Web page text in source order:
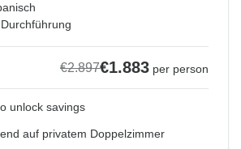
€2.897€1.883 per person
unlock savings
auf privatem Doppelzimmer